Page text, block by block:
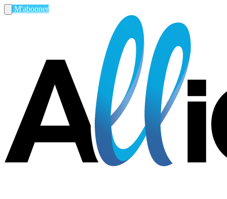
M'abonner